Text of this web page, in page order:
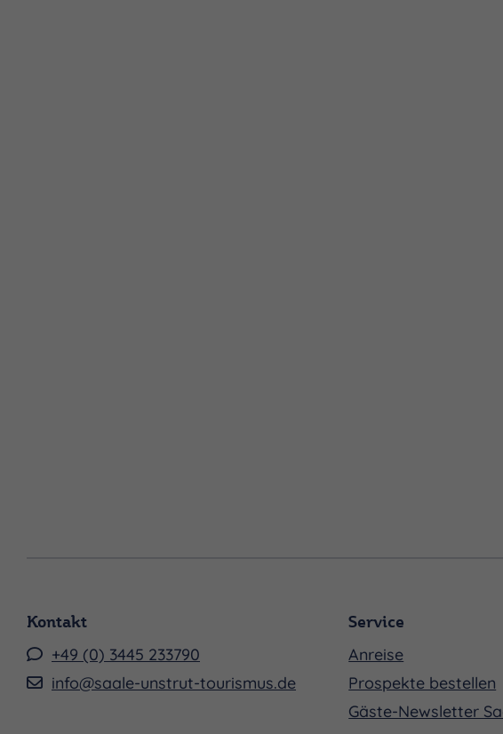
Kontakt
+49 (0) 3445 233790
info@saale-unstrut-tourismus.de
Service
Anreise
Prospekte bestellen
Gäste-Newsletter